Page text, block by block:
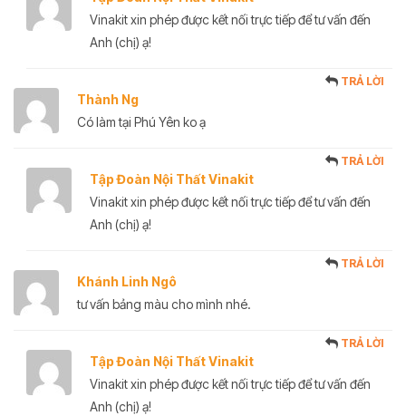
Vinakit xin phép được kết nối trực tiếp để tư vấn đến
Anh (chị) ạ!
Thành Ng
TRẢ LỜI
Có làm tại Phú Yên ko ạ
Tập Đoàn Nội Thất Vinakit
TRẢ LỜI
Vinakit xin phép được kết nối trực tiếp để tư vấn đến
Anh (chị) ạ!
Khánh Linh Ngô
TRẢ LỜI
tư vấn bảng màu cho mình nhé.
Tập Đoàn Nội Thất Vinakit
TRẢ LỜI
Vinakit xin phép được kết nối trực tiếp để tư vấn đến
Anh (chị) ạ!